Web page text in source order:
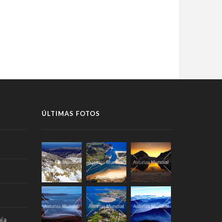
ÚLTIMAS FOTOS